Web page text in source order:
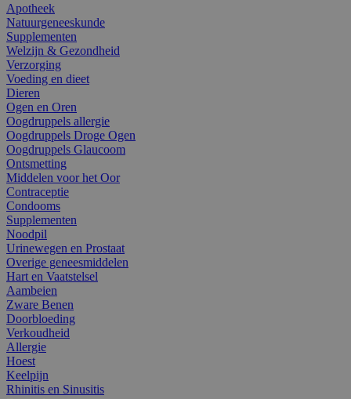
Apotheek
Natuurgeneeskunde
Supplementen
Welzijn & Gezondheid
Verzorging
Voeding en dieet
Dieren
Ogen en Oren
Oogdruppels allergie
Oogdruppels Droge Ogen
Oogdruppels Glaucoom
Ontsmetting
Middelen voor het Oor
Contraceptie
Condooms
Supplementen
Noodpil
Urinewegen en Prostaat
Overige geneesmiddelen
Hart en Vaatstelsel
Aambeien
Zware Benen
Doorbloeding
Verkoudheid
Allergie
Hoest
Keelpijn
Rhinitis en Sinusitis